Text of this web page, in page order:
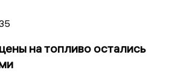
на топливо остались